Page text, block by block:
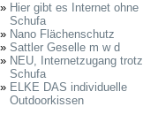
» Hier gibt es Internet ohne
Schufa
» Nano Flächenschutz
» Sattler Geselle m w d
» NEU, Internetzugang trotz
Schufa
» ELKE DAS individuelle
Outdoorkissen